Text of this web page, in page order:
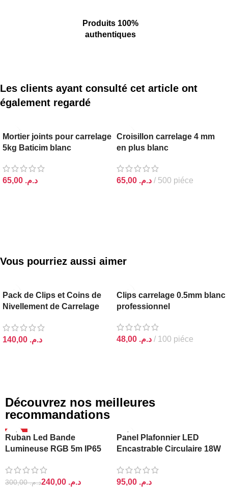
Produits 100%
authentiques
Les clients ayant consulté cet article ont
également regardé
Mortier joints pour carrelage
5kg Baticim blanc
د.م.
Croisillon carrelage 4 mm
en plus blanc
د.م.
Vous pourriez aussi aimer
Pack de Clips et Coins de
Nivellement de Carrelage
د.م.
Clips carrelage 0.5mm blanc
professionnel
د.م.
Découvrez nos meilleures
recommandations
-20%
Ruban Led Bande
Lumineuse RGB 5m IP65
د.م.300,00 د.م.
Panel Plafonnier LED
Encastrable Circulaire 18W
د.م.